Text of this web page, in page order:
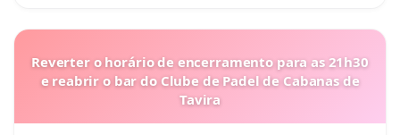
Reverter o horário de encerramento para as 21h30
e reabrir o bar do Clube de Padel de Cabanas de
Tavira